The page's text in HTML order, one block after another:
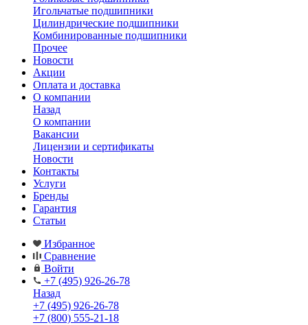
Игольчатые подшипники
Цилиндрические подшипники
Комбинированные подшипники
Прочее
Новости
Акции
Оплата и доставка
О компании
Назад
О компании
Вакансии
Лицензии и сертификаты
Новости
Контакты
Услуги
Бренды
Гарантия
Статьи
Избранное
Сравнение
Войти
+7 (495) 926-26-78
Назад
+7 (495) 926-26-78
+7 (800) 555-21-18